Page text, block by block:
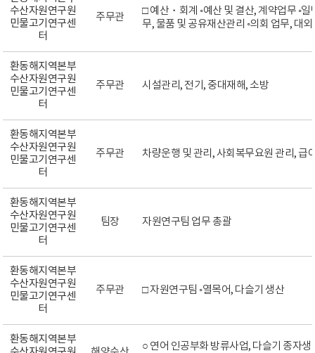
수산자원연구원
민물고기연구센
터
주무관
□ 예산・회계 ◦예산 및 결산, 계약업무 ◦
무, 물품 및 공유재산관리 ◦의회 업무, 대외
환동해지역본부
수산자원연구원
민물고기연구센
터
주무관 시설관리, 전기, 중대재해, 소방
환동해지역본부
수산자원연구원
민물고기연구센
터
주무관 차량운행 및 관리, 사회복무요원 관리, 급
환동해지역본부
수산자원연구원
민물고기연구센
터
팀장 자원연구팀 업무 총괄
환동해지역본부
수산자원연구원
민물고기연구센
터
주무관 □ 자원연구팀 ◦열목어, 다슬기 생산
환동해지역본부
○ 연어 인공부화 방류사업, 다슬기 종자